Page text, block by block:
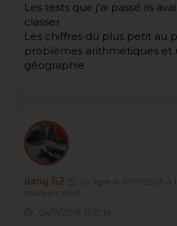
Les tests que j'ai passé ils
classer
Les chiffres du plus petit au
problèmes arithmétiques et
géographie
dany 62 En ligne le 01/01/2026 à
soudeurs.com)
04/11/2018 15:17:18